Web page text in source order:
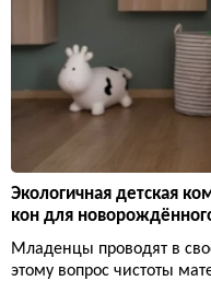
Экологичная детская
кон для
Младенцы проводят в
этому вопрос чистоты